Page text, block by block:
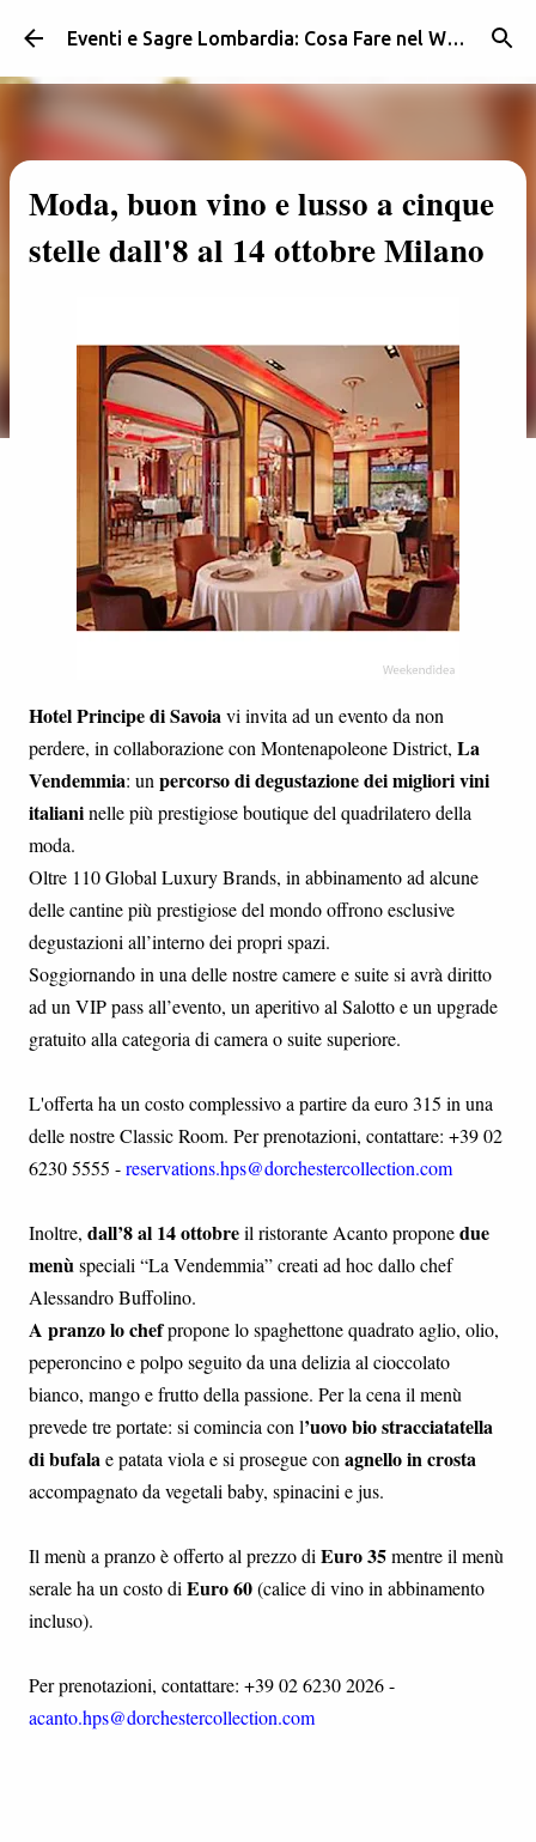
Passa ai contenuti principali Eventi e Sagre Lombardia: Cosa Fare nel Weekend | Weekendidea
Moda, buon vino e lusso a cinque
stelle dall'8 al 14 ottobre Milano
Hotel Principe di Savoiavi invita ad un evento da non
perdere, in collaborazione con Montenapoleone District, La
Vendemmia: un percorso di degustazione dei migliori vini
italianinelle più prestigiose boutique del quadrilatero della
moda.
Oltre 110 Global Luxury Brands, in abbinamento ad alcune
delle cantine più prestigiose del mondo offrono esclusive
degustazioni all’interno dei propri spazi.
Soggiornando in una delle nostre camere e suite si avrà diritto
ad un VIP pass all’evento, un aperitivo al Salotto e un upgrade
gratuito alla categoria di camera o suite superiore.
L'offerta ha un costo complessivo a partire da euro 315 in una
delle nostre Classic Room. Per prenotazioni, contattare: +39 02
6230 5555 -reservations.hps@dorchestercollection.com
Inoltre, dall’8 al 14 ottobreil ristorante Acanto proponedue
menùspeciali “La Vendemmia” creati ad hoc dallo chef
Alessandro Buffolino.
A pranzo lo chefpropone lo spaghettone quadrato aglio, olio,
peperoncino e polpo seguito da una delizia al cioccolato
bianco, mango e frutto della passione. Per la cena il menù
prevede tre portate: si comincia con l’uovo bio stracciatatella
di bufalae patata viola e si prosegue con agnello in crosta
accompagnato da vegetali baby, spinacini e jus.
Il menù a pranzo è offerto al prezzo di Euro 35mentre il menù
serale ha un costo di Euro 60(calice di vino in abbinamento
incluso).
Per prenotazioni, contattare: +39 02 6230 2026 -
acanto.hps@dorchestercollection.com